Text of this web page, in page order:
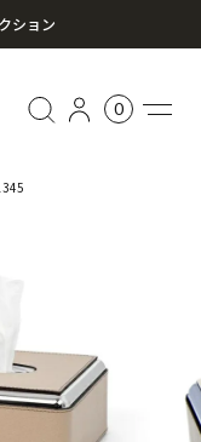
ション
料無料
0